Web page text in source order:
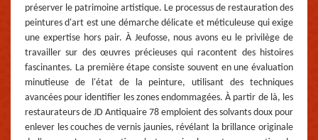
préserver le patrimoine artistique. Le processus de restauration des
peintures d'art est une démarche délicate et méticuleuse qui exige
une expertise hors pair. À Jeufosse, nous avons eu le privilège de
travailler sur des œuvres précieuses qui racontent des histoires
fascinantes. La première étape consiste souvent en une évaluation
minutieuse de l'état de la peinture, utilisant des techniques
avancées pour identifier les zones endommagées. À partir de là, les
restaurateurs de JD Antiquaire 78 emploient des solvants doux pour
enlever les couches de vernis jaunies, révélant la brillance originale